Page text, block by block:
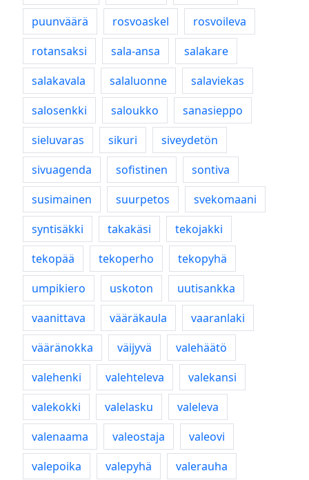
puunväärä
rosvoaskel
rosvoileva
rotansaksi
sala-ansa
salakare
salakavala
salaluonne
salaviekas
salosenkki
saloukko
sanasieppo
sieluvaras
sikuri
siveydetön
sivuagenda
sofistinen
sontiva
susimainen
suurpetos
svekomaani
syntisäkki
takakäsi
tekojakki
tekopää
tekoperho
tekopyhä
umpikiero
uskoton
uutisankka
vaanittava
vääräkaula
vaaranlaki
vääränokka
väijyvä
valehäätö
valehenki
valehteleva
valekansi
valekokki
valelasku
valeleva
valenaama
valeostaja
valeovi
valepoika
valepyhä valerauha